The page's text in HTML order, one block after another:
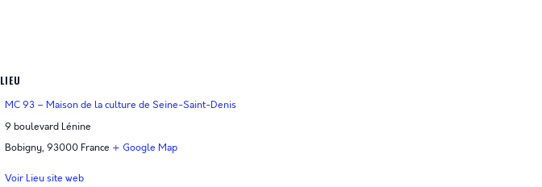
LIEU
MC 93 – Maison de la culture de Seine-Saint-Denis
9 boulevard Lénine
Bobigny, 93000 France + Google Map
Voir Lieu site web